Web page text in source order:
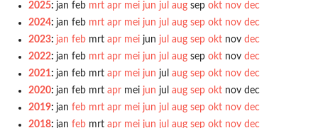
2025: jan feb mrt apr mei jun jul aug sep okt nov dec
2024: jan feb mrt apr mei jun jul aug sep okt nov dec
2023: jan feb mrt apr mei jun jul aug sep okt nov dec
2022: jan feb mrt apr mei jun jul aug sep okt nov dec
2021: jan feb mrt apr mei jun jul aug sep okt nov dec
2020: jan feb mrt apr mei jun jul aug sep okt nov dec
2019: jan feb mrt apr mei jun jul aug sep okt nov dec
2018: jan feb mrt apr mei jun jul aug sep okt nov dec